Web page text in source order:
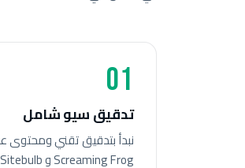
01
تدقيق سيو شامل
نبدأ بتدقيق تقني ومحتوى